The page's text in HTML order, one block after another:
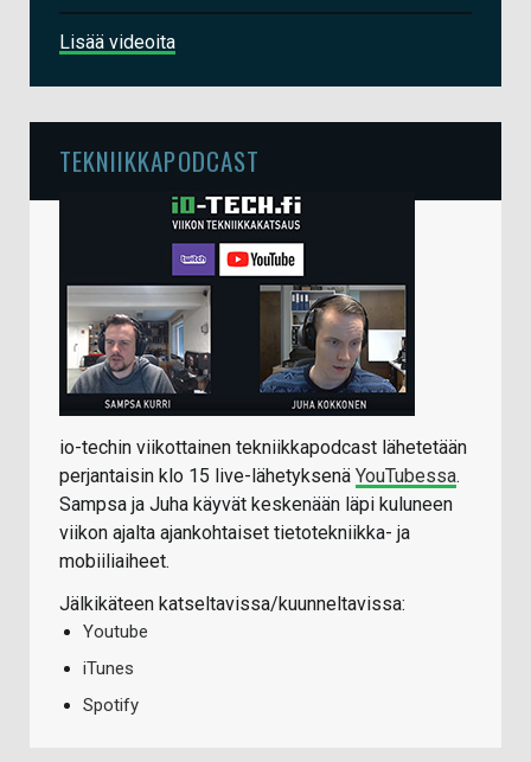
Lisää videoita
TEKNIIKKAPODCAST
io-techin viikottainen tekniikkapodcast lähetetään
perjantaisin klo 15 live-lähetyksenä YouTubessa.
Sampsa ja Juha käyvät keskenään läpi kuluneen
viikon ajalta ajankohtaiset tietotekniikka- ja
mobiiliaiheet.
Jälkikäteen katseltavissa/kuunneltavissa:
Youtube
iTunes
Spotify